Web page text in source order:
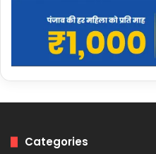
Categories